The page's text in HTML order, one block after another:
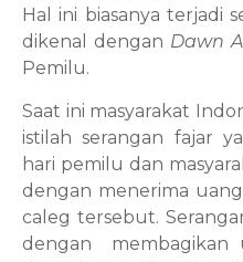
Hal ini biasanya terjadi
dikenal dengan Dawn
Pemilu.
Saat ini masyarakat
istilah serangan fajar
hari pemilu dan
dengan menerima
caleg tersebut.
dengan
membagikan